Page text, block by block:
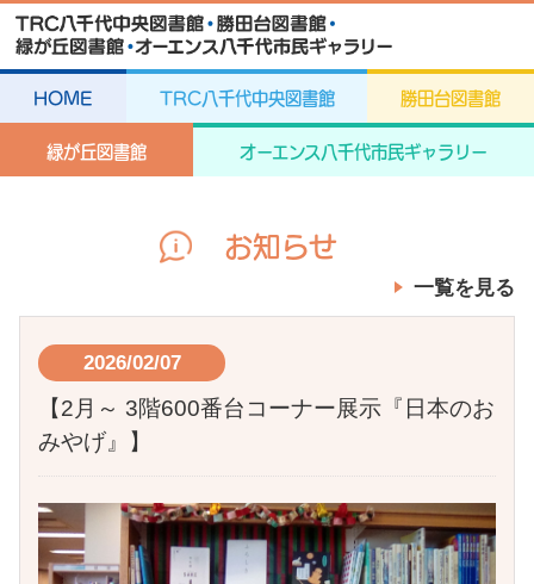
HOME TRC八千代中央図書館 勝田台図書館
緑が丘図書館 オーエンス八千代市民ギャラリー
お知らせ
一覧を見る
2026/02/07
【2月～ 3階600番台コーナー展示『日本のお
みやげ』】